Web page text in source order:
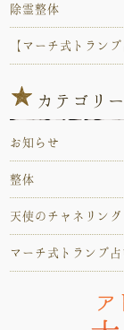
除霊整体
【マーチ式トラン
カテゴリー
お知らせ
整体
天使のチャネリング
マーチ式トランプ